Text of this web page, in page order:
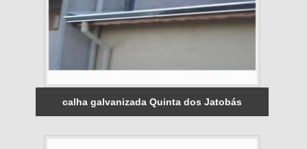
calha galvanizada Quinta dos Jatobás